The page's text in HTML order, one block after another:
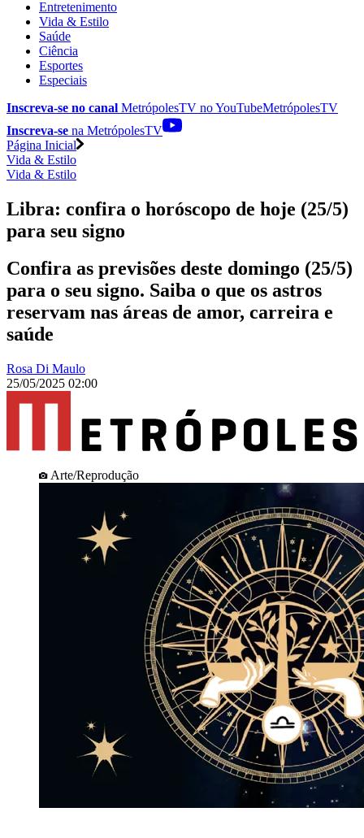
Entretenimento
Vida & Estilo
Saúde
Ciência
Esportes
Especiais
Inscreva-se no canal MetrópolesTV noYouTubeMetrópolesTV
Inscreva-se na MetrópolesTV
Página Inicial
Vida & Estilo
Vida & Estilo
Libra: confira o horóscopo de hoje (25/5)
para seu signo
Confira as previsões deste domingo (25/5)
para o seu signo. Saiba o que os astros
reservam nas áreas de amor, carreira e
saúde
Rosa Di Maulo
25/05/2025 02:00
Arte/Reprodução